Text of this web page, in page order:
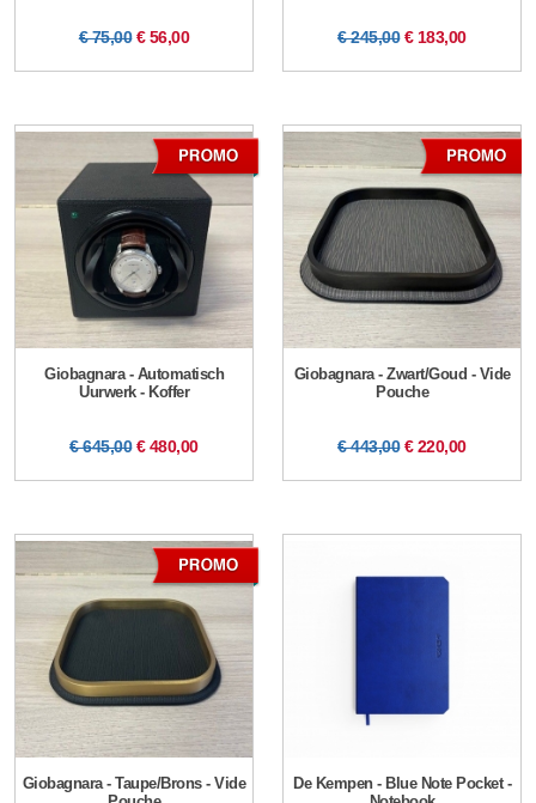
€ 75,00 € 56,00 € 245,00 € 183,00
Giobagnara - Automatisch
Uurwerk - Koffer
€ 645,00 € 480,00
Giobagnara - Zwart/Goud - Vide
Pouche
€ 443,00 € 220,00
Giobagnara - Taupe/Brons - Vide
De Kempen - Blue Note Pocket -